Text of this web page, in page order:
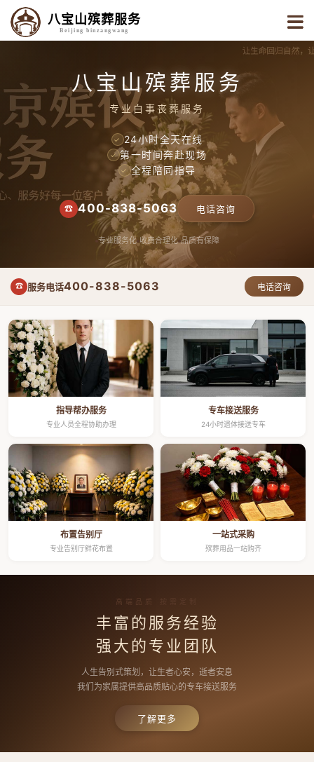
八宝山殡葬服务
Beijing binzangwang
八宝山殡葬服务
专业白事丧葬服务
✓ 24小时全天在线
✓ 第一时间奔赴现场
✓ 全程陪同指导
☎ 400-838-5063 电话咨询
专业服务化 收费合理化 品质有保障
☎ 服务电话400-838-5063 电话咨询
指导帮办服务
专业人员全程协助办理
专车接送服务
24小时遗体接送专车
布置告别厅
专业告别厅鲜花布置
一站式采购
殡葬用品一站购齐
高端品质 按需定制
丰富的服务经验
强大的专业团队
人生告别式策划，让生者心安，逝者安息
我们为家属提供高品质贴心的专车接送服务
了解更多